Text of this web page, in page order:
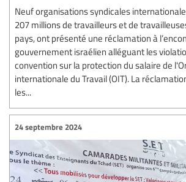
Neuf organisations syndicales
207 millions de travailleurs et de
pays, ont présenté une réclamation à
gouvernement israélien alléguant les
convention sur la protection du salaire de
internationale du Travail (OIT). La
les...
24 septembre 2024